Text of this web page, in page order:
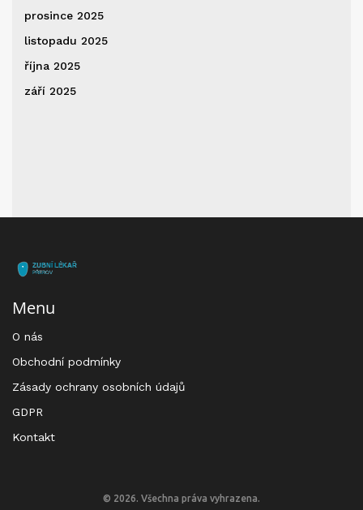
prosince 2025
listopadu 2025
října 2025
září 2025
Menu
O nás
Obchodní podmínky
Zásady ochrany osobních údajů
GDPR
Kontakt
© 2026. Všechna práva vyhrazena.